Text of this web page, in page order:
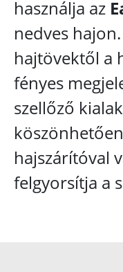
használja az
nedves
hajtövektől a
fényes
szellőző
hajszárítóval
felgyorsítja a